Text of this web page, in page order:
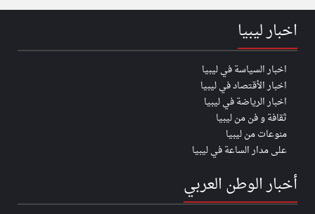
اخبار ليبيا
اخبار السياسة في ليبيا
اخبار الأقتصاد في ليبيا
اخبار الرياضة في ليبيا
ثقافة و فن من ليبيا
منوعات من ليبيا
على مدار الساعة في ليبيا
أخبار الوطن العربي